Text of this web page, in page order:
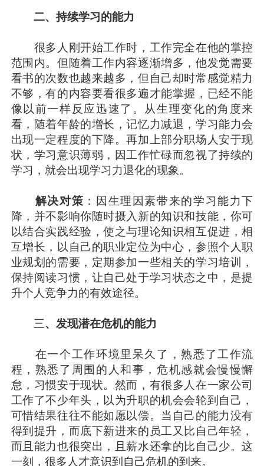
二、持续学习的能力
很多人刚开始工作时，工作完全在他的掌控
范围内。但随着工作内容逐渐增多，他发觉需要
看书的次数也越来越多，但自己却时常感觉精力
不够，有的内容要看很多遍才能掌握，已经不能
像以前一样反应迅速了。从生理变化的角度来
看，随着年龄的增长，记忆力减退，学习能力会
出现一定程度的下降。再加上部分职场人安于现
状，学习意识薄弱，因工作忙碌而忽视了持续的
学习，就会出现学习力退化的现象。
解决对策 ：因生理因素带来的学习能力下
降，并不影响你随时摄入新的知识和技能，你可
以结合实践经验，使之与理论知识相互促进，相
互增长，以自己的职业定位为中心，参照个人职
业规划的需要，定期参加一些相关的学习培训，
保持阅读习惯，让自己处于学习状态之中，是提
升个人竞争力的有效途径。
三、发现潜在危机的能力
在一个工作环境里呆久了，熟悉了工作流
程，熟悉了周围的人和事，危机感就会慢慢懈
怠，习惯安于现状。然而，有很多人在一家公司
工作了不少年头，以为升职的机会会轮到自己，
可惜结果往往不能如愿以偿。当自己的能力没有
得到提升，而底下新进来的员工又比自己年轻，
而且能力也很突出，且薪水还拿的比自己少。这
一刻，很多人才意识到自己危机的到来。